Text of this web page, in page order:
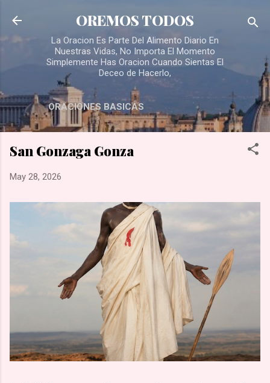
Skip to main content
OREMOS TODOS
La Oracion Es Parte Del Alimento Diario En
Nuestras Vidas, No Importa El Momento
Simplemente Has Oracion Cuando Sientas El
Deceo de Hacerlo,
ORACIONES BASICAS
San Gonzaga Gonza
May 28, 2026